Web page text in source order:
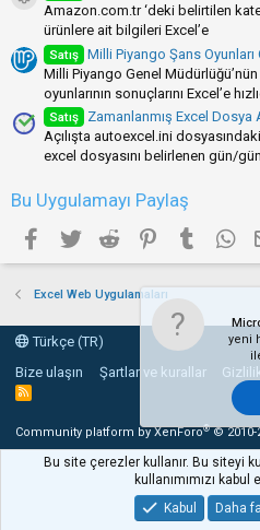
Uygulama ikonu
Amazon.com.tr ‘deki belirtilen
ürünlere ait bilgileri Excel’e
Satış Milli Piyango Şans Oyunları
Milli Piyango Genel
oyunlarının sonuçlarını Excel’e
Satış
Zamanlanmış Excel Dosya
Açılışta autoexcel.ini
excel dosyasını belirlenen gün/gün
Bu Uygulamayı Paylaş
Facebook
Twitter Reddit PinterestTumblr
Excel Web Uygulamaları
Türkçe (TR)
Bize ulaşın
Şartlar ve kurallar
R
Community platform by XenForo® © 2010-
yeni
Bu site çerezler kullanır. Bu siteyi
kullanımımızı
Kabul
Daha